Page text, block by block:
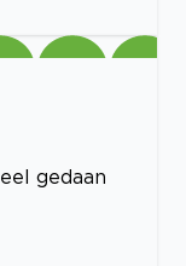
gedaan